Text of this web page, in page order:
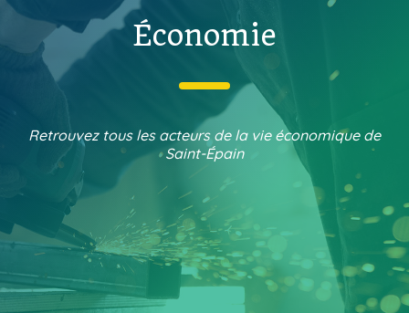
Économie
Retrouvez tous les acteurs de la vie économique de
Saint-Épain